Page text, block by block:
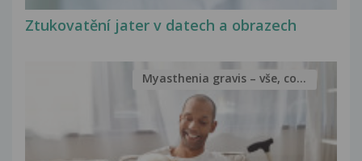
Ztukovatění jater v datech a obrazech
Myasthenia gravis – vše, co...